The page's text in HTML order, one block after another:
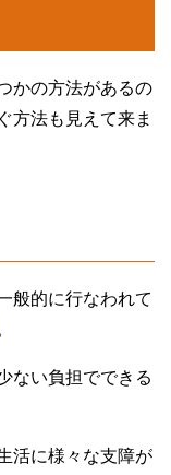
かの方法があるの
方法も見えて来ま
般的に行なわれて
ない負担でできる
活に様々な支障が